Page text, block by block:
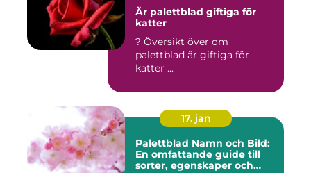
Är palettblad giftiga för
katter
? Översikt över om
palettblad är giftiga för
katter ...
17. jan
Palettblad Namn och Bild:
En omfattande guide till
sorter, egenskaper och